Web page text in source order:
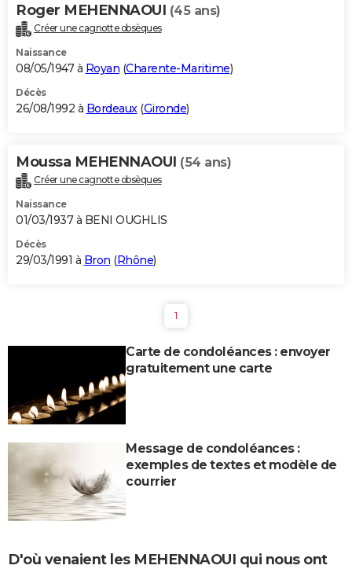
Roger MEHENNAOUI (45 ans)
Créer une cagnotte obsèques
Naissance
08/05/1947 à Royan (Charente-Maritime)
Décès
26/08/1992 à Bordeaux(Gironde)
Moussa MEHENNAOUI (54 ans)
Créer une cagnotte obsèques
Naissance
01/03/1937 à BENI OUGHLIS
Décès
29/03/1991 à Bron (Rhône)
1
Carte de condoléances : envoyer
gratuitement une carte
Message de condoléances :
exemples de textes et modèle de
courrier
D'où venaient les MEHENNAOUI qui nous ont